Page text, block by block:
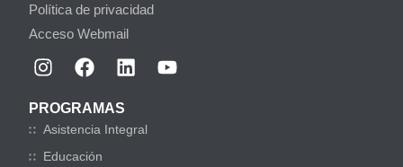
Política de privacidad
Acceso Webmail
PROGRAMAS
Asistencia Integral
Educación